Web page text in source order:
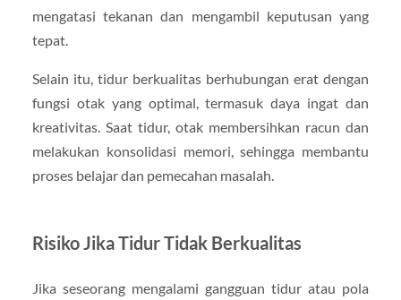
mengatasi tekanan dan mengambil keputusan yang
tepat.
Selain itu, tidur berkualitas berhubungan erat dengan
fungsi otak yang optimal, termasuk daya ingat dan
kreativitas. Saat tidur, otak membersihkan racun dan
melakukan konsolidasi memori, sehingga membantu
proses belajar dan pemecahan masalah.
Risiko Jika Tidur Tidak Berkualitas
Jika seseorang mengalami gangguan tidur atau pola